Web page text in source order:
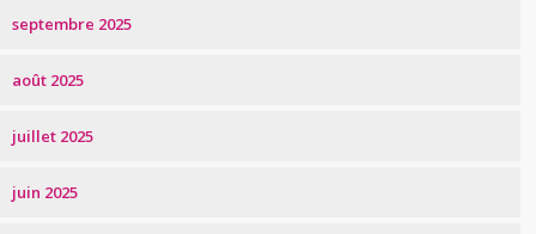
septembre 2025
août 2025
juillet 2025
juin 2025